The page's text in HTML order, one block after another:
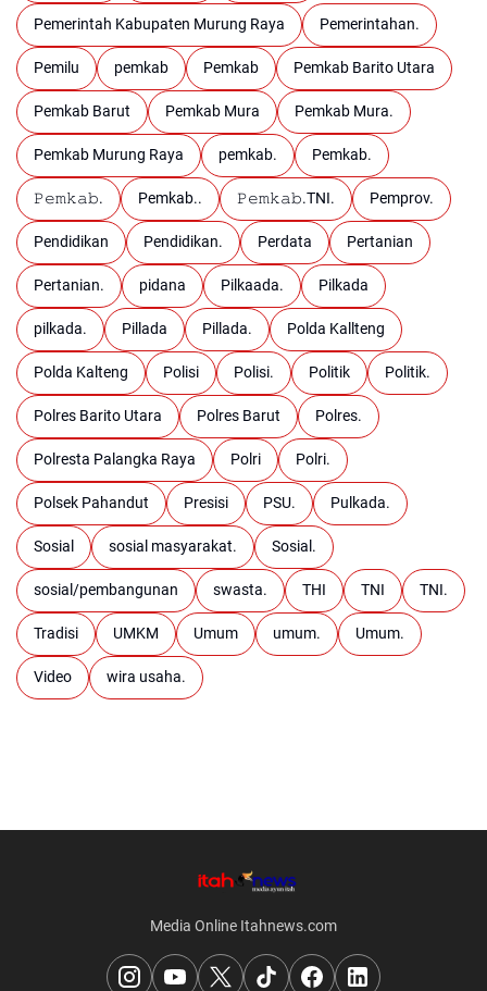
Pemerintah Kabupaten Murung Raya Pemerintahan.
Pemilu pemkab Pemkab Pemkab Barito Utara
Pemkab Barut Pemkab Mura Pemkab Mura.
Pemkab Murung Raya pemkab. Pemkab.
𝙿𝚎𝚖𝚔𝚊𝚋. Pemkab.. 𝙿𝚎𝚖𝚔𝚊𝚋.TNI. Pemprov.
Pendidikan Pendidikan. Perdata Pertanian
Pertanian. pidana Pilkaada. Pilkada
pilkada. Pillada Pillada. Polda Kallteng
Polda Kalteng Polisi Polisi. Politik Politik.
Polres Barito Utara Polres Barut Polres.
Polresta Palangka Raya Polri Polri.
Polsek Pahandut Presisi PSU. Pulkada.
Sosial sosial masyarakat. Sosial.
sosial/pembangunan swasta. THI TNI TNI.
Tradisi UMKM Umum umum. Umum.
Video wira usaha.
Media Online Itahnews.com